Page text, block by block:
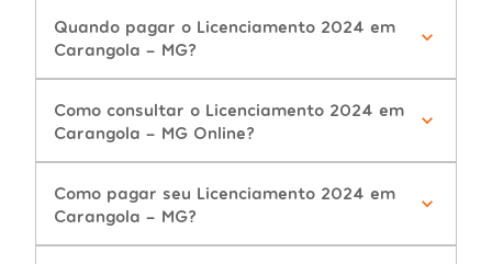
Quando pagar o Licenciamento 2024 em
Carangola - MG?
Como consultar o Licenciamento 2024 em
Carangola - MG Online?
Como pagar seu Licenciamento 2024 em
Carangola - MG?